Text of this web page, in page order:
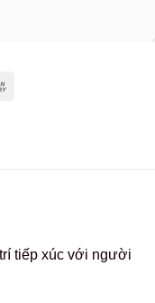
tiếp xúc với người